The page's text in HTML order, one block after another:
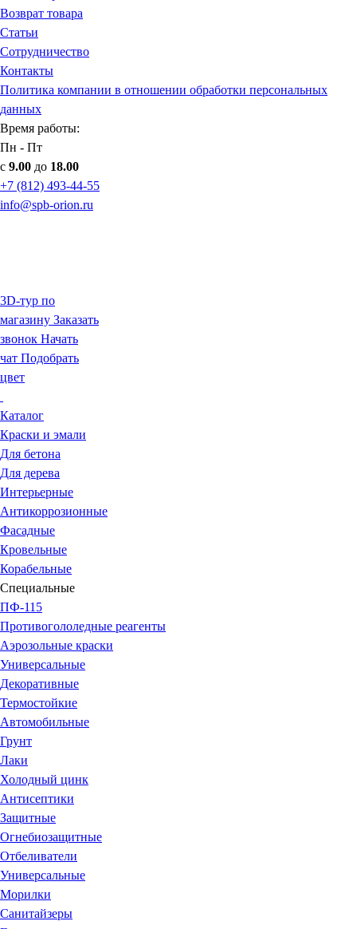
Возврат товара
Статьи
Сотрудничество
Контакты
Политика компании в отношении обработки персональных
данных
Время работы:
Пн - Пт
с 9.00 до 18.00
+7 (812) 493-44-55
info@spb-orion.ru
3D-тур по
магазину Заказать
звонок Начать
чат Подобрать
цвет
Каталог
Краски и эмали
Для бетона
Для дерева
Интерьерные
Антикоррозионные
Фасадные
Кровельные
Корабельные
Специальные
ПФ-115
Противогололедные реагенты
Аэрозольные краски
Универсальные
Декоративные
Термостойкие
Автомобильные
Грунт
Лаки
Холодный цинк
Антисептики
Защитные
Огнебиозащитные
Отбеливатели
Универсальные
Морилки
Санитайзеры